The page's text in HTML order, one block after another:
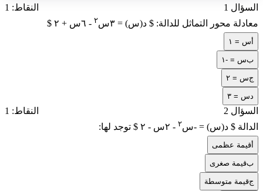
السؤال 1
النقاط: 1
معادلة محور التماثل للدالة: $ د(س) = ٣س
٢- ٦س + ٢ $
س = ١
بس = -١
جس = ٢
س = ٣
السؤال 2
النقاط: 1
الدالة $ د(س) = -س ٢- ٢س - ٢ $ توجد لها:
قيمة عظمى
بقيمة صغرى
جقيمة متوسطة